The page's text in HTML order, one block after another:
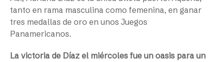
tanto en rama masculina como femenina, en ganar
tres medallas de oro en unos Juegos
Panamericanos.
La victoria de Díaz el miércoles fue un oasis para un